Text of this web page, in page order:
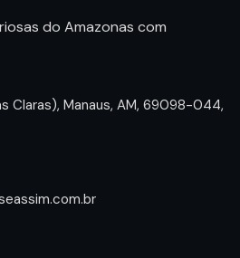
do Amazonas com
Claras), Manaus, AM, 69098-044,